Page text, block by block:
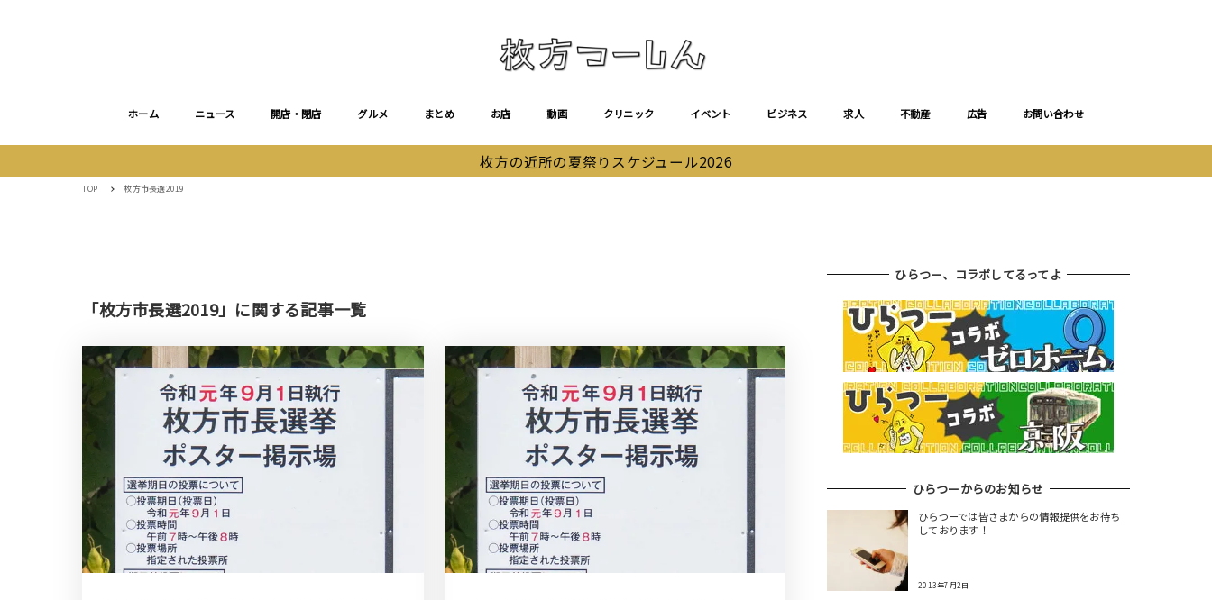
ホーム ニュース 開店・閉店 グルメ まとめ お店 動画 クリニック イベント ビジネス 求人 不動産 広告 お問い合わせ
枚方の近所の夏祭りスケジュール2026
TOP 枚方市長選2019
「枚方市長選2019」に関する記事一覧
ひらつー、コラボしてるってよ
ひらつーからのお知らせ
ひらつーでは皆さまからの情報提供をお待ち
しております！
2013年7月2日